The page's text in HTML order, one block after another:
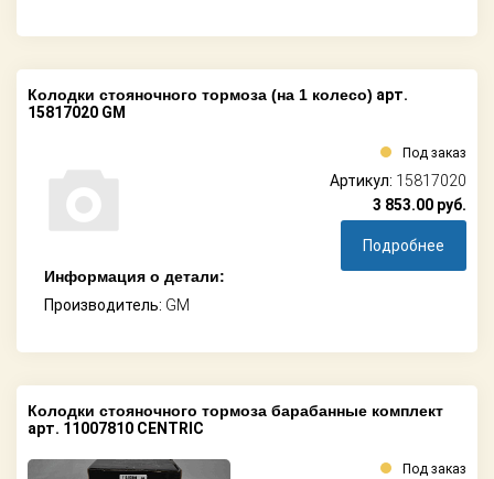
Колодки стояночного тормоза (на 1 колесо) арт.
15817020 GM
Информация о детали:
Производитель: GM
Под заказ
Артикул: 15817020
3 853.00 руб.
Подробнее
Колодки стояночного тормоза барабанные комплект
арт. 11007810 CENTRIC
Под заказ